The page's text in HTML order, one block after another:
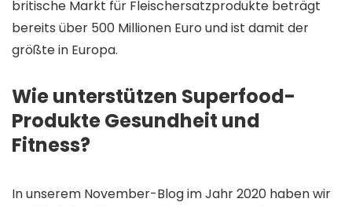
britische Markt für Fleischersatzprodukte beträgt
bereits über 500 Millionen Euro und ist damit der
größte in Europa.
Wie unterstützen Superfood-
Produkte Gesundheit und
Fitness?
In unserem November-Blog im Jahr 2020 haben wir